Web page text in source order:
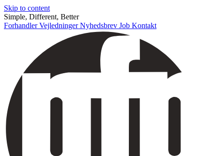
Skip to content
Simple, Different, Better
ForhandlerVejledningerNyhedsbrev Job Kontakt